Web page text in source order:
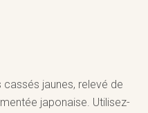
jaunes, relevé de
japonaise. Utilisez-